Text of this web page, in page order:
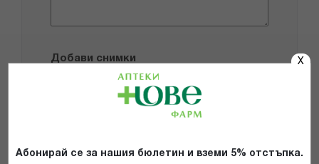
X
Абонирай се за нашия бюлетин и вземи 5% отстъпка.
Добави снимки
Препоръчвам продукта
Общите условия и политиката за